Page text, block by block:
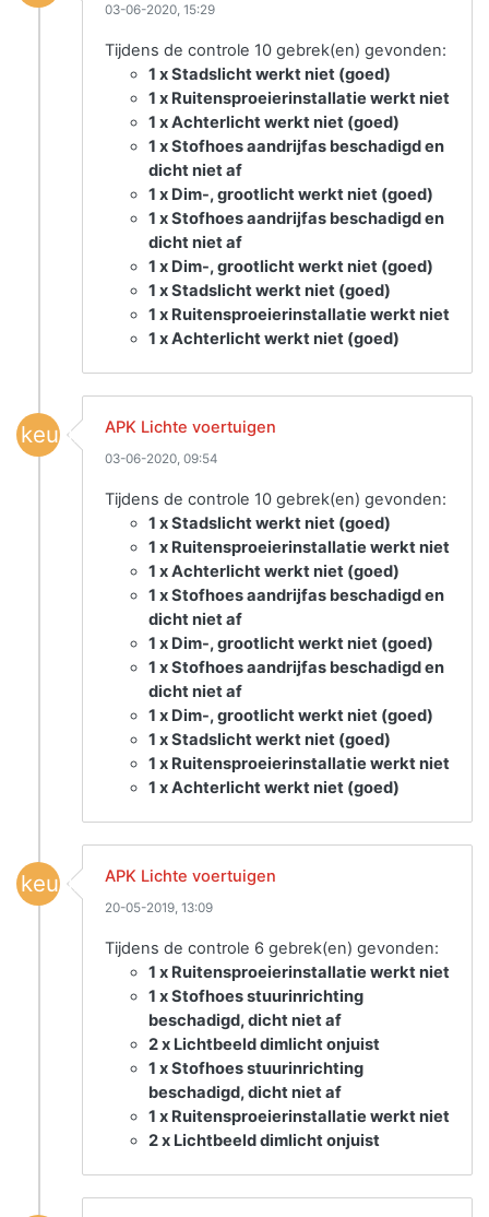
03-06-2020, 15:29
Tijdens de controle 10 gebrek(en) gevonden:
1 x Stadslicht werkt niet (goed)
1 x Ruitensproeierinstallatie werkt niet
1 x Achterlicht werkt niet (goed)
1 x Stofhoes aandrijfas beschadigd en
dicht niet af
1 x Dim-, grootlicht werkt niet (goed)
1 x Stofhoes aandrijfas beschadigd en
dicht niet af
1 x Dim-, grootlicht werkt niet (goed)
1 x Stadslicht werkt niet (goed)
1 x Ruitensproeierinstallatie werkt niet
1 x Achterlicht werkt niet (goed)
keuring APK Lichte voertuigen
03-06-2020, 09:54
Tijdens de controle 10 gebrek(en) gevonden:
1 x Stadslicht werkt niet (goed)
1 x Ruitensproeierinstallatie werkt niet
1 x Achterlicht werkt niet (goed)
1 x Stofhoes aandrijfas beschadigd en
dicht niet af
1 x Dim-, grootlicht werkt niet (goed)
1 x Stofhoes aandrijfas beschadigd en
dicht niet af
1 x Dim-, grootlicht werkt niet (goed)
1 x Stadslicht werkt niet (goed)
1 x Ruitensproeierinstallatie werkt niet
1 x Achterlicht werkt niet (goed)
keuring APK Lichte voertuigen
20-05-2019, 13:09
Tijdens de controle 6 gebrek(en) gevonden:
1 x Ruitensproeierinstallatie werkt niet
1 x Stofhoes stuurinrichting
beschadigd, dicht niet af
2 x Lichtbeeld dimlicht onjuist
1 x Stofhoes stuurinrichting
beschadigd, dicht niet af
1 x Ruitensproeierinstallatie werkt niet
2 x Lichtbeeld dimlicht onjuist